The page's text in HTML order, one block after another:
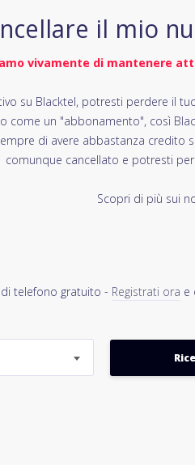
il mio
vivamente di mantenere
su Blacktel, potresti perdere il
come un "abbonamento", così
di avere abbastanza
comunque cancellato e potresti
Scopri di più sui
telefono gratuito - Registrati ora e